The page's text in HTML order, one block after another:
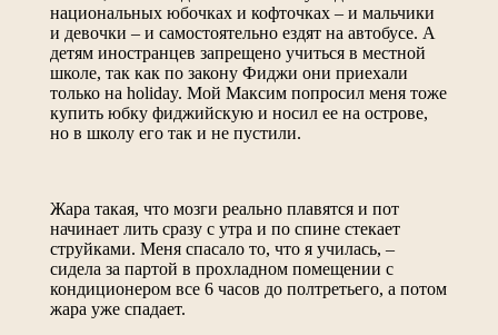
национальных юбочках и кофточках – и мальчики
и девочки – и самостоятельно ездят на автобусе. А
детям иностранцев запрещено учиться в местной
школе, так как по закону Фиджи они приехали
только на holiday. Мой Максим попросил меня тоже
купить юбку фиджийскую и носил ее на острове,
но в школу его так и не пустили.
Жара такая, что мозги реально плавятся и пот
начинает лить сразу с утра и по спине стекает
струйками. Меня спасало то, что я училась, –
сидела за партой в прохладном помещении с
кондиционером все 6 часов до полтретьего, а потом
жара уже спадает.